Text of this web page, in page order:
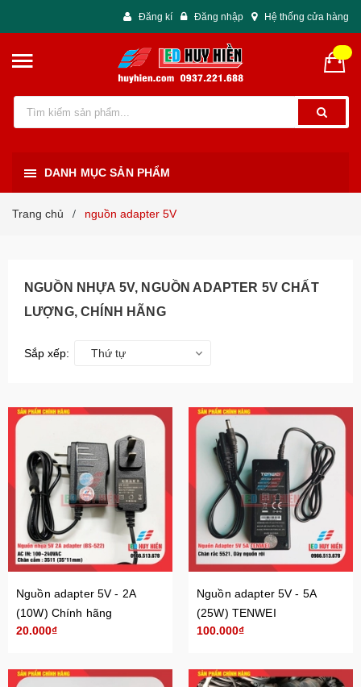
Đăng kí Đăng nhập Hệ thống cửa hàng
DANH MỤC SẢN PHẨM
Trang chủ / nguồn adapter 5V
NGUỒN NHỰA 5V, NGUỒN ADAPTER 5V CHẤT
LƯỢNG, CHÍNH HÃNG
Sắp xếp: Thứ tự
Nguồn adapter 5V - 2A
(10W) Chính hãng
20.000₫
Nguồn adapter 5V - 5A
(25W) TENWEI
100.000₫